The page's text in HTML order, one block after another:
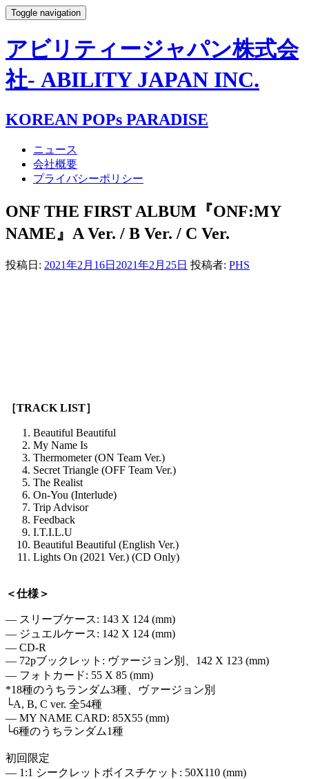
Toggle navigation
アビリティージャパン株式会
社- ABILITY JAPAN INC.
KOREAN POPs PARADISE
ニュース
会社概要
プライバシーポリシー
ONF THE FIRST ALBUM『ONF:MY
NAME』A Ver. / B Ver. / C Ver.
投稿日: 2021年2月16日 2021年2月25日 投稿者: PHS
［TRACK LIST］
Beautiful Beautiful
My Name Is
Thermometer (ON Team Ver.)
Secret Triangle (OFF Team Ver.)
The Realist
On-You (Interlude)
Trip Advisor
Feedback
I.T.I.L.U
Beautiful Beautiful (English Ver.)
Lights On (2021 Ver.) (CD Only)
＜仕様＞
― スリーブケース: 143 X 124 (mm)
― ジュエルケース: 142 X 124 (mm)
― CD-R
― 72pブックレット: ヴァージョン別、142 X 123 (mm)
― フォトカード: 55 X 85 (mm)
*18種のうちランダム3種、ヴァージョン別
└A, B, C ver. 全54種
― MY NAME CARD: 85X55 (mm)
└6種のうちランダム1種
初回限定
― 1:1 シークレットボイスチケット: 50X110 (mm)